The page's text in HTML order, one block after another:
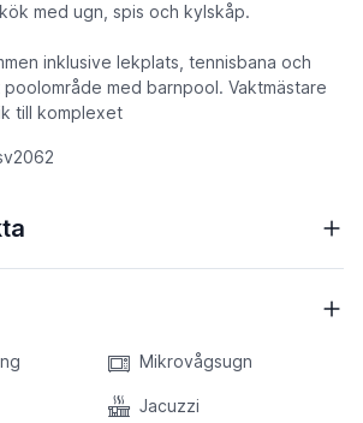
med ugn, spis och kylskåp.
inklusive lekplats, tennisbana och
med barnpool. Vaktmästare
till komplexet
Mikrovågsugn
Jacuzzi